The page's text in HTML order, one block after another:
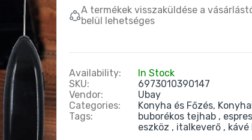
A termékek visszaküldése a
belül lehetséges
Availability:
In Stock
SKU:
6973010390147
Vendor:
Ubay
Categories:
Konyha és Főzés,
Tags:
buborékos tejhab
eszköz
italkeverő